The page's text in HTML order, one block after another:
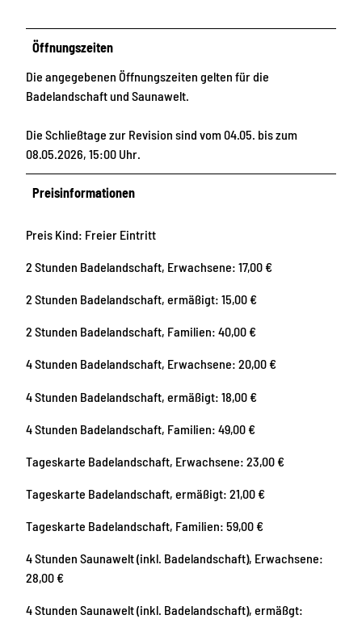
Öffnungszeiten
Die angegebenen Öffnungszeiten gelten für die
Badelandschaft und Saunawelt.
Die Schließtage zur Revision sind vom 04.05. bis zum
08.05.2026, 15:00 Uhr.
Preisinformationen
Preis Kind: Freier Eintritt
2 Stunden Badelandschaft, Erwachsene: 17,00 €
2 Stunden Badelandschaft, ermäßigt: 15,00 €
2 Stunden Badelandschaft, Familien: 40,00 €
4 Stunden Badelandschaft, Erwachsene: 20,00 €
4 Stunden Badelandschaft, ermäßigt: 18,00 €
4 Stunden Badelandschaft, Familien: 49,00 €
Tageskarte Badelandschaft, Erwachsene: 23,00 €
Tageskarte Badelandschaft, ermäßigt: 21,00 €
Tageskarte Badelandschaft, Familien: 59,00 €
4 Stunden Saunawelt (inkl. Badelandschaft), Erwachsene:
28,00 €
4 Stunden Saunawelt (inkl. Badelandschaft), ermäßgt: